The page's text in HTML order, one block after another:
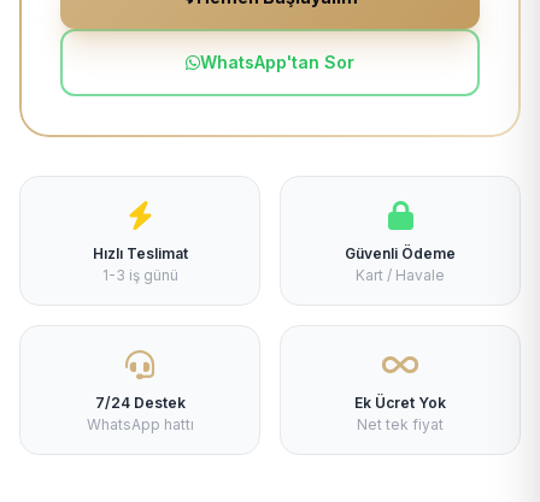
WhatsApp'tan Sor
Hızlı Teslimat
1-3 iş günü
Güvenli Ödeme
Kart / Havale
7/24 Destek
WhatsApp hattı
Ek Ücret Yok
Net tek fiyat